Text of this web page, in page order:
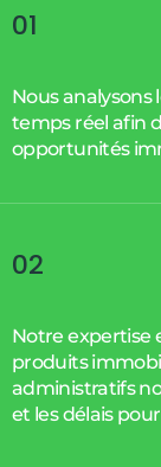
01
Nous analysons
temps réel afin
opportunités
02
Notre expertise
produits
administratifs
et les délais